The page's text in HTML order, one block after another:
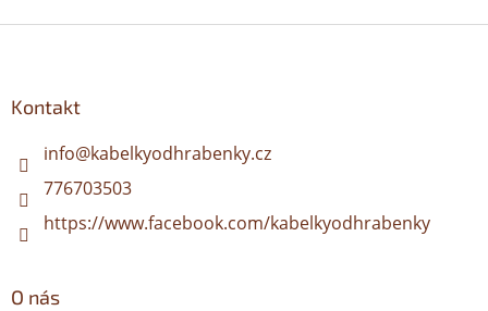
Kontakt
info@kabelkyodhrabenky.cz
776703503
https://www.facebook.com/kabelkyodhrabenky
O nás